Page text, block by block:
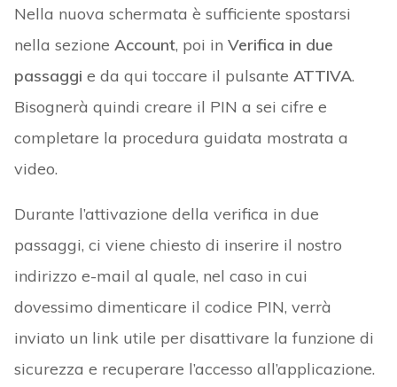
Nella nuova schermata è sufficiente spostarsi
nella sezione Account, poi in Verifica in due
passaggi e da qui toccare il pulsante ATTIVA.
Bisognerà quindi creare il PIN a sei cifre e
completare la procedura guidata mostrata a
video.
Durante l’attivazione della verifica in due
passaggi, ci viene chiesto di inserire il nostro
indirizzo e-mail al quale, nel caso in cui
dovessimo dimenticare il codice PIN, verrà
inviato un link utile per disattivare la funzione di
sicurezza e recuperare l’accesso all’applicazione.